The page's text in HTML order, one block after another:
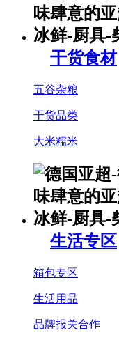
干货食材
五谷杂粮
干货品类
大米糯米
生活专区
箱包专区
生活用品
品牌报关合作